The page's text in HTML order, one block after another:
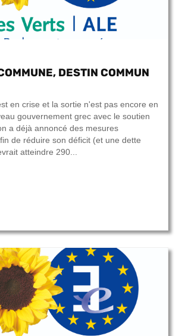
DESTIN COMMUN
en crise et la sortie n'est pas encore en
gouvernement grec avec le soutien
a déjà annoncé des mesures
de réduire son déficit (et une dette
atteindre 290...